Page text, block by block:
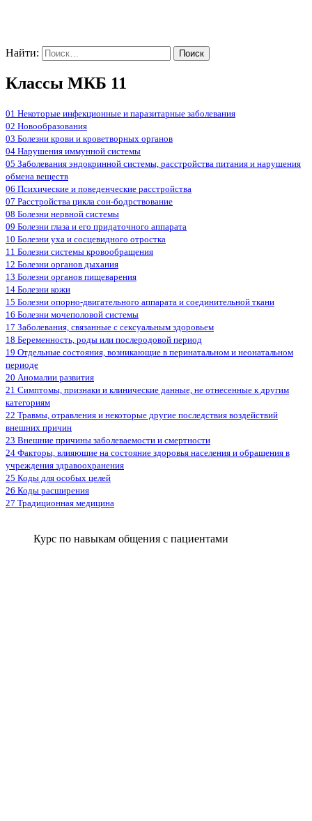
Найти:
Классы МКБ 11
01 Некоторые инфекционные и паразитарные заболевания
02 Новообразования
03 Болезни крови и кроветворных органов
04 Нарушения иммунной системы
05 Заболевания эндокринной системы, расстройства питания и нарушения
обмена веществ
06 Психические и поведенческие расстройства
07 Расстройства цикла сон-бодрствование
08 Болезни нервной системы
09 Болезни глаза и его придаточного аппарата
10 Болезни уха и сосцевидного отростка
11 Болезни системы кровообращения
12 Болезни органов дыхания
13 Болезни органов пищеварения
14 Болезни кожи
15 Болезни опорно-двигательного аппарата и соединительной ткани
16 Болезни мочеполовой системы
17 Заболевания, связанные с сексуальным здоровьем
18 Беременность, роды или послеродовой период
19 Отдельные состояния, возникающие в перинатальном и неонатальном
периоде
20 Аномалии развития
21 Симптомы, признаки и клинические данные, не отнесенные к другим
категориям
22 Травмы, отравления и некоторые другие последствия воздействий
внешних причин
23 Внешние причины заболеваемости и смертности
24 Факторы, влияющие на состояние здоровья населения и обращения в
учреждения здравоохранения
25 Коды для особых целей
26 Коды расширения
27 Традиционная медицина
Курс по навыкам общения с пациентами